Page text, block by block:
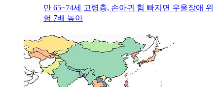
만 65~74세 고령층, 손아귀 힘 빠지면 우울장애 위
험 7배 높아